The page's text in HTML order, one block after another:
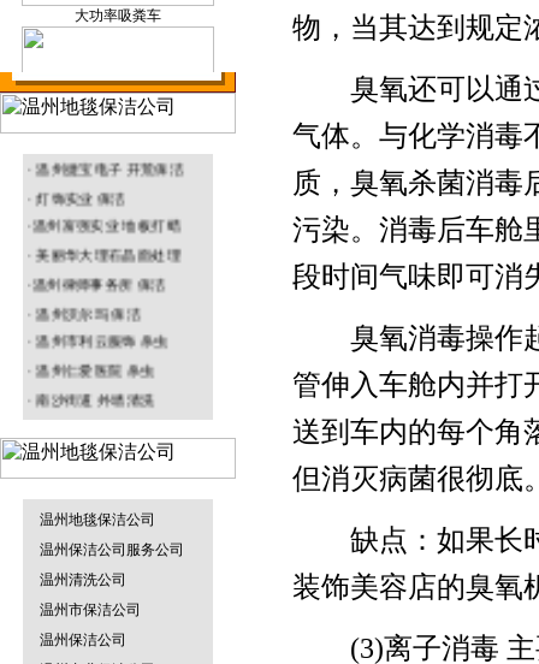
温州园林绿化
温州防水补漏
温州物业保洁
升降机
垃圾清运车
烟雾机
地毯干洗机
· 温州塑胶厂 外墙清洗
· 温州捷宝电子 开荒保洁
· 灯饰实业 保洁
·温州富强实业 地板打蜡
· 美丽华大理石晶面处理
·温州律师事务所 保洁
· 温州沃尔玛 保洁
· 温州市利云服饰 杀虫
· 温州仁爱医院 杀虫
· 南沙街道 外墙清洗
· 名正鞋业打蜡
温州地毯保洁公司
温州保洁公司服务公司
温州清洗公司
温州市保洁公司
温州保洁公司
物，当其达到规定
臭氧还可以通过
气体。与化学消毒
质，臭氧杀菌消毒
污染。消毒后车舱
段时间气味即可消
臭氧消毒操作起
管伸入车舱内并打
送到车内的每个角
但消灭病菌很彻底
缺点：如果长时
装饰美容店的臭氧
(3)离子消毒 主